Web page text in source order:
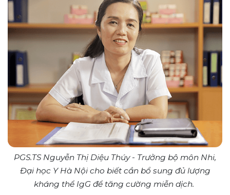
PGS.TS Nguyễn Thị Diệu Thúy - Trưởng bộ môn Nhi,
Đại học Y Hà Nội cho biết cần bổ sung đủ lượng
kháng thể IgG để tăng cường miễn dịch.